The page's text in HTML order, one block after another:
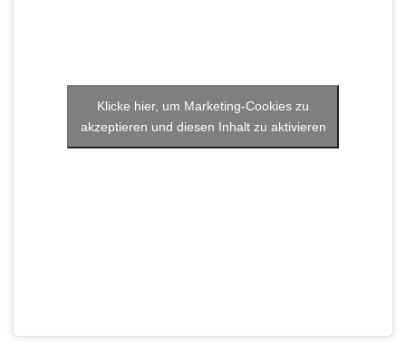
Klicke hier, um Marketing-Cookies zu
akzeptieren und diesen Inhalt zu aktivieren